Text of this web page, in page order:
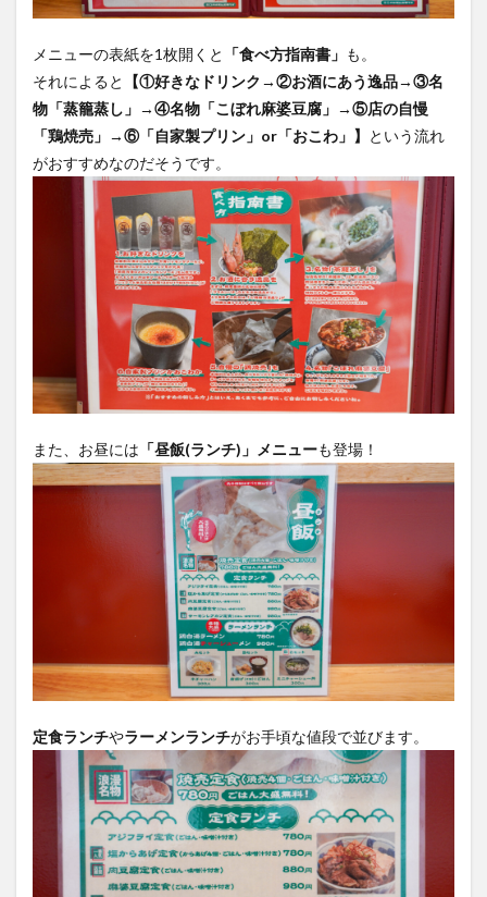
メニューの表紙を1枚開くと 「食べ方指南書」 も。
それによると
【①好きなドリンク→②お酒にあう逸品→③名
物「蒸籠蒸し」→④名物「こぼれ麻婆豆腐」→⑤店の自慢
「鶏焼売」→⑥「自家製プリン」or「おこわ」】
という流れ
がおすすめなのだそうです。
また、お昼には 「昼飯(ランチ)」メニューも登場！
定食ランチやラーメンランチがお手頃な値段で並びます。